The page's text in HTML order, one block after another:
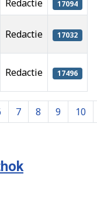
Redactie 17094
Redactie 17032
Redactie 17496
Pagina 1 van 37
7 8 9 10